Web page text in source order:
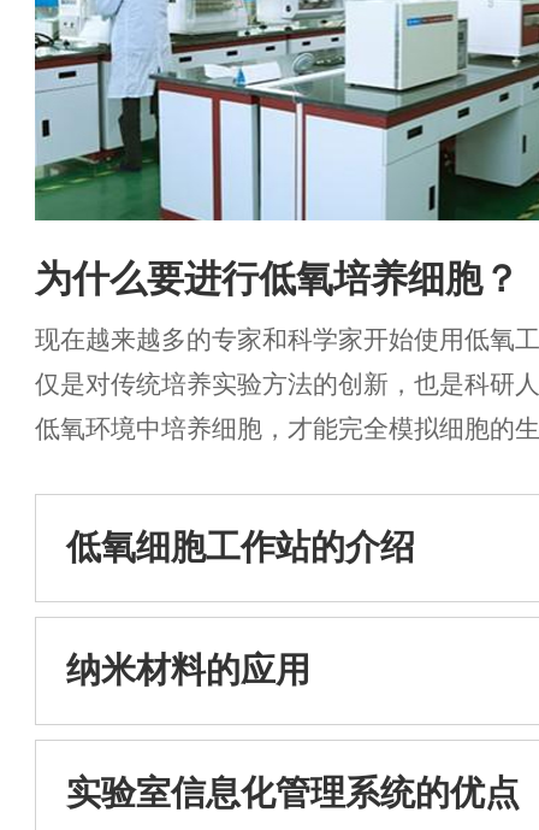
为什么要进行低氧培养细胞？
现在越来越多的专家和科学家开始使用低氧
仅是对传统培养实验方法的创新，也是科研
低氧环境中培养细胞，才能完全模拟细胞的
低氧细胞工作站的介绍
纳米材料的应用
实验室信息化管理系统的优点